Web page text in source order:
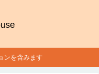
ンを含みます